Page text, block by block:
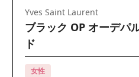
Yves Saint Laurent
ブラック OP オーデパ
ド
女性